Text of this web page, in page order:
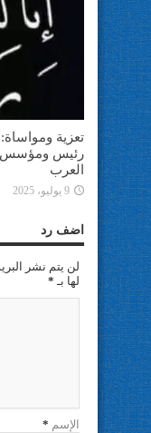
تعزية
رئيس ومؤسس
العرب
9 يوليو، 2025
اضف رد
لن يتم نشر
لها بـ *
الإسم *